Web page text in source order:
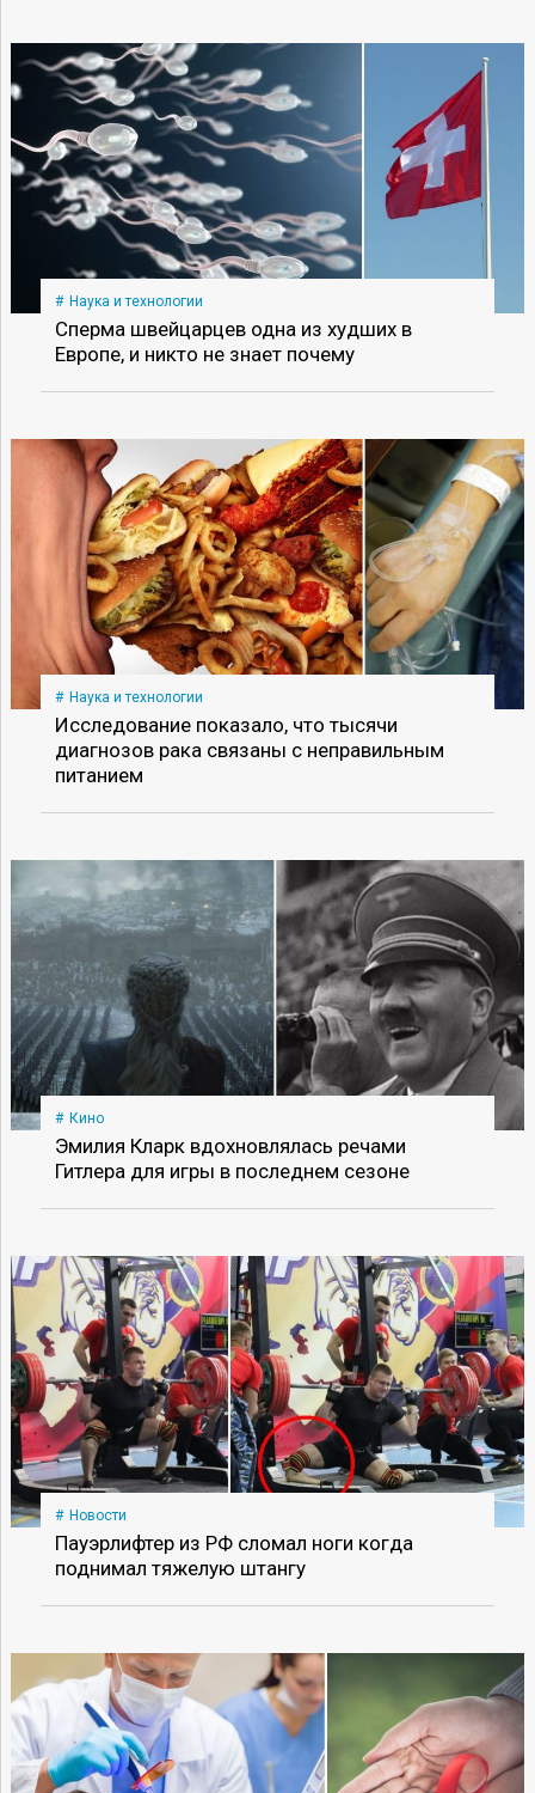
Наука и технологии
Сперма швейцарцев одна из худших в
Европе, и никто не знает почему
Наука и технологии
Исследование показало, что тысячи
диагнозов рака связаны с неправильным
питанием
Кино
Эмилия Кларк вдохновлялась речами
Гитлера для игры в последнем сезоне
Новости
Пауэрлифтер из РФ сломал ноги когда
поднимал тяжелую штангу